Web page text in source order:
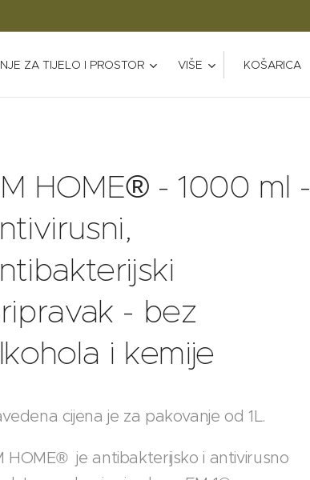
ZA TIJELO I PROSTOR VIŠE KOŠARICA
HOME® - 1000 ml -
- bez
i kemije
cijena je za pakovanje od 1L.
HOME® je antibakterijsko i antivirusno